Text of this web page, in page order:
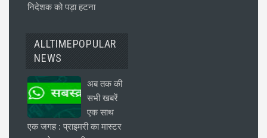
निदेशक को पड़ा हटना
ALLTIMEPOPULAR
NEWS
अब तक की
सभी खबरें
एक साथ
एक जगह : प्राइमरी का मास्टर